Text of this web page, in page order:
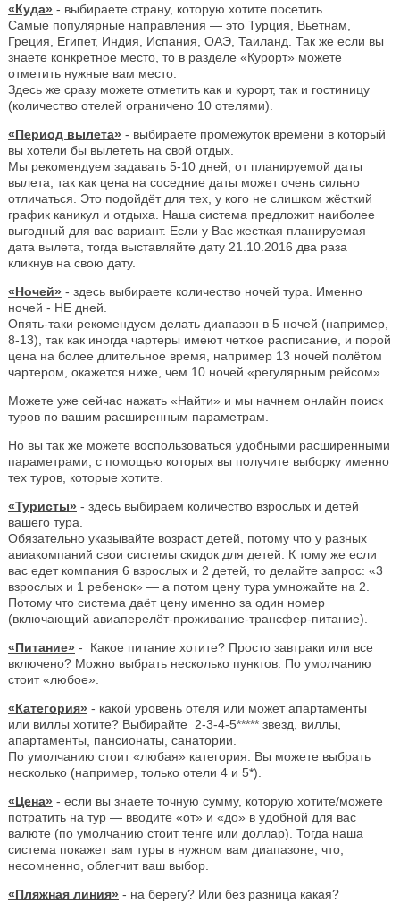
«Куда» - выбираете страну, которую хотите посетить.
Самые популярные направления — это Турция, Вьетнам,
Греция, Египет, Индия, Испания, ОАЭ, Таиланд. Так же если вы
знаете конкретное место, то в разделе «Курорт» можете
отметить нужные вам место.
Здесь же сразу можете отметить как и курорт, так и гостиницу
(количество отелей ограничено 10 отелями).
«Период вылета» - выбираете промежуток времени в который
вы хотели бы вылететь на свой отдых.
Мы рекомендуем задавать 5-10 дней, от планируемой даты
вылета, так как цена на соседние даты может очень сильно
отличаться. Это подойдёт для тех, у кого не слишком жёсткий
график каникул и отдыха. Наша система предложит наиболее
выгодный для вас вариант. Если у Вас жесткая планируемая
дата вылета, тогда выставляйте дату 21.10.2016 два раза
кликнув на свою дату.
«Ночей» - здесь выбираете количество ночей тура. Именно
ночей - НЕ дней.
Опять-таки рекомендуем делать диапазон в 5 ночей (например,
8-13), так как иногда чартеры имеют четкое расписание, и порой
цена на более длительное время, например 13 ночей полётом
чартером, окажется ниже, чем 10 ночей «регулярным рейсом».
Можете уже сейчас нажать «Найти» и мы начнем онлайн поиск
туров по вашим расширенным параметрам.
Но вы так же можете воспользоваться удобными расширенными
параметрами, с помощью которых вы получите выборку именно
тех туров, которые хотите.
«Туристы» - здесь выбираем количество взрослых и детей
вашего тура.
Обязательно указывайте возраст детей, потому что у разных
авиакомпаний свои системы скидок для детей. К тому же если
вас едет компания 6 взрослых и 2 детей, то делайте запрос: «3
взрослых и 1 ребенок» — а потом цену тура умножайте на 2.
Потому что система даёт цену именно за один номер
(включающий авиаперелёт-проживание-трансфер-питание).
«Питание» - Какое питание хотите? Просто завтраки или все
включено? Можно выбрать несколько пунктов. По умолчанию
стоит «любое».
«Категория» - какой уровень отеля или может апартаменты
или виллы хотите? Выбирайте 2-3-4-5***** звезд, виллы,
апартаменты, пансионаты, санатории.
По умолчанию стоит «любая» категория. Вы можете выбрать
несколько (например, только отели 4 и 5*).
«Цена» - если вы знаете точную сумму, которую хотите/можете
потратить на тур — вводите «от» и «до» в удобной для вас
валюте (по умолчанию стоит тенге или доллар). Тогда наша
система покажет вам туры в нужном вам диапазоне, что,
несомненно, облегчит ваш выбор.
«Пляжная линия» - на берегу? Или без разница какая?